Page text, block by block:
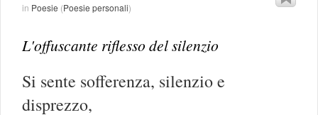
in Poesie (Poesie personali)
L'offuscante riflesso del silenzio
Si sente sofferenza, silenzio e
disprezzo,